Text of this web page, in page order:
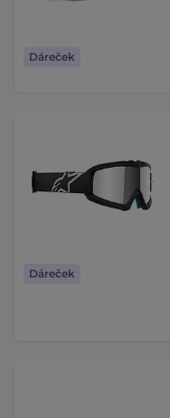
Dáreček
Dáreček